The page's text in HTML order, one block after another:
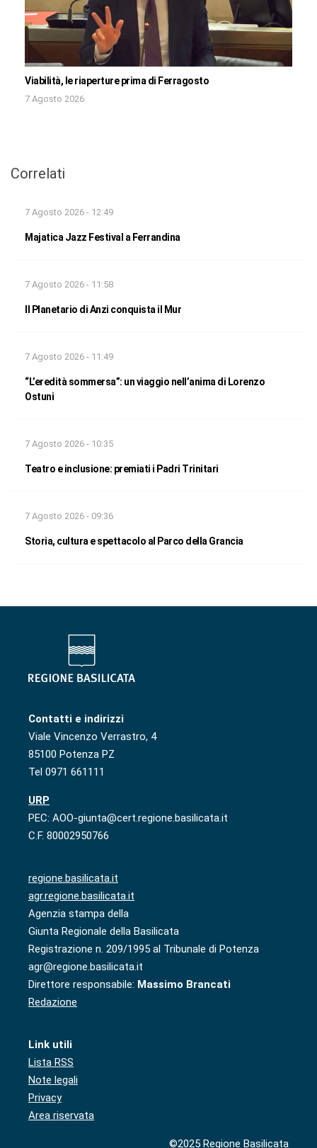
Viabilità, le riaperture prima di Ferragosto
7 Agosto 2026
Correlati
7 Agosto 2026 - 12:49
Majatica Jazz Festival a Ferrandina
7 Agosto 2026 - 11:58
Il Planetario di Anzi conquista il Mur
7 Agosto 2026 - 11:49
“L’eredità sommersa”: un viaggio nell’anima di Lorenzo
Ostuni
7 Agosto 2026 - 10:35
Teatro e inclusione: premiati i Padri Trinitari
7 Agosto 2026 - 09:36
Storia, cultura e spettacolo al Parco della Grancia
Contatti e indirizzi
Viale Vincenzo Verrastro, 4
85100 Potenza PZ
Tel 0971 661111
URP
PEC: AOO-giunta@cert.regione.basilicata.it
C.F. 80002950766
regione.basilicata.it
agr.regione.basilicata.it
Agenzia stampa della
Giunta Regionale della Basilicata
Registrazione n. 209/1995 al Tribunale di Potenza
agr@regione.basilicata.it
Direttore responsabile: Massimo Brancati
Redazione
Link utili
Lista RSS
Note legali
Privacy
Area riservata
©2025 Regione Basilicata